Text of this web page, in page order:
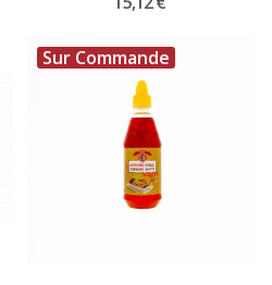
Sur Commande